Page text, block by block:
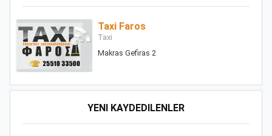
Taxi Faros
Taxi
Makras Gefiras 2
YENI KAYDEDILENLER